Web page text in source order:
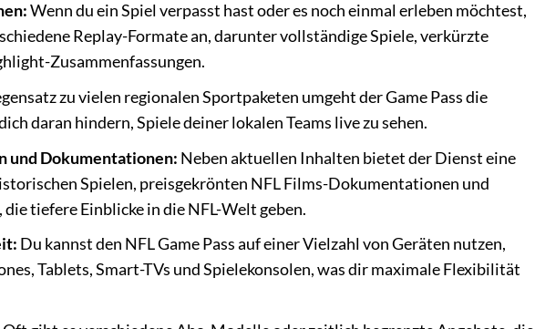
Wenn du ein Spiel verpasst hast oder es noch einmal erleben möchtest,
Replay-Formate an, darunter vollständige Spiele, verkürzte
Zusammenfassungen.
zu vielen regionalen Sportpaketen umgeht der Game Pass die
daran hindern, Spiele deiner lokalen Teams live zu sehen.
und Dokumentationen: Neben aktuellen Inhalten bietet der Dienst eine
Spielen, preisgekrönten NFL Films-Dokumentationen und
tiefere Einblicke in die NFL-Welt geben.
Du kannst den NFL Game Pass auf einer Vielzahl von Geräten nutzen,
Tablets, Smart-TVs und Spielekonsolen, was dir maximale Flexibilität